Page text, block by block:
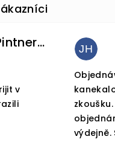
Helena Pintnerova
je 4 z 5
v
JH